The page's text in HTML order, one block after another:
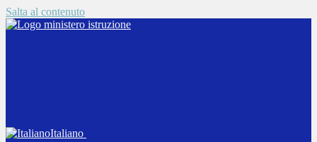
Salta al contenuto
Italiano